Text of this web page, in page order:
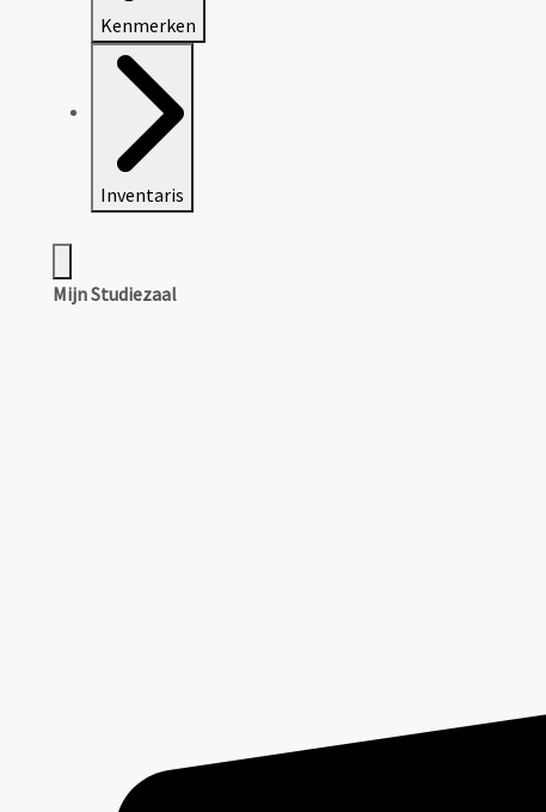
Kenmerken
Inventaris
Mijn Studiezaal